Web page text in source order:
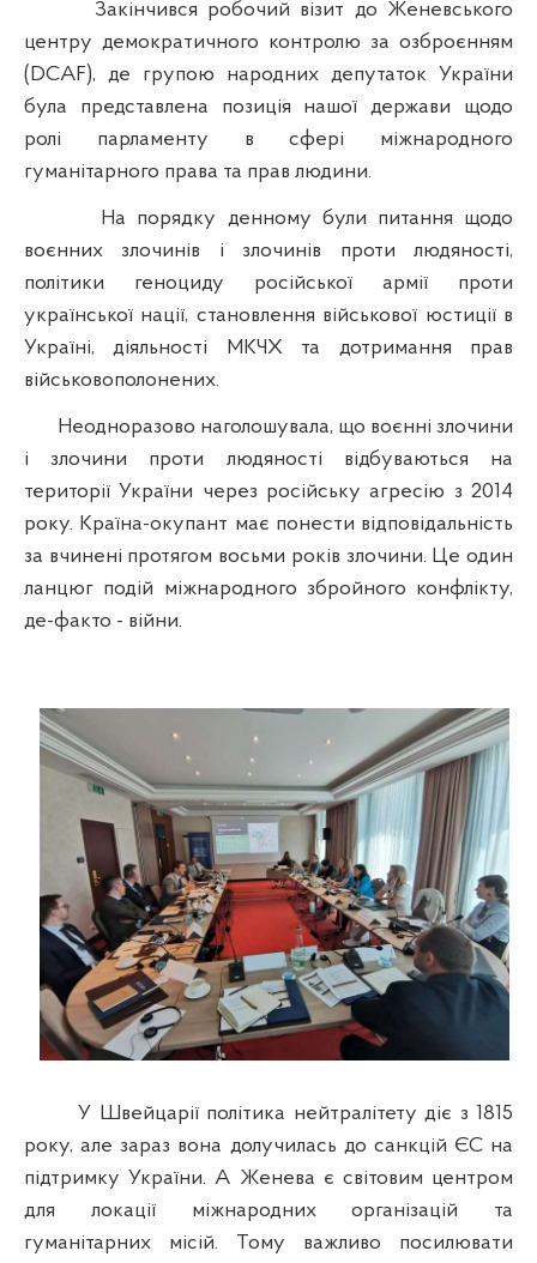
Закінчився робочий візит до Женевського
центру демократичного контролю за озброєнням
(DCAF), де групою народних депутаток України
була представлена позиція нашої держави щодо
ролі парламенту в сфері міжнародного
гуманітарного права та прав людини.
На порядку денному були питання щодо
воєнних злочинів і злочинів проти людяності,
політики геноциду російської армії проти
української нації, становлення військової юстиції в
Україні, діяльності МКЧХ та дотримання прав
військовополонених.
Неодноразово наголошувала, що воєнні злочини
і злочини проти людяності відбуваються на
території України через російську агресію з 2014
року. Країна-окупант має понести відповідальність
за вчинені протягом восьми років злочини. Це один
ланцюг подій міжнародного збройного конфлікту,
де-факто - війни.
У Швейцарії політика нейтралітету діє з 1815
року, але зараз вона долучилась до санкцій ЄС на
підтримку України. А Женева є світовим центром
для локації міжнародних організацій та
гуманітарних місій. Тому важливо посилювати